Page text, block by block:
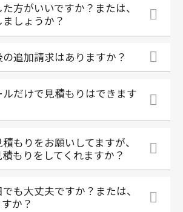
方がいいですか？または、
しょうか？
追加請求はありますか？
だけで見積もりはできます
もりをお願いしてますが、
もりをしてくれますか？
も大丈夫ですか？または、
か？